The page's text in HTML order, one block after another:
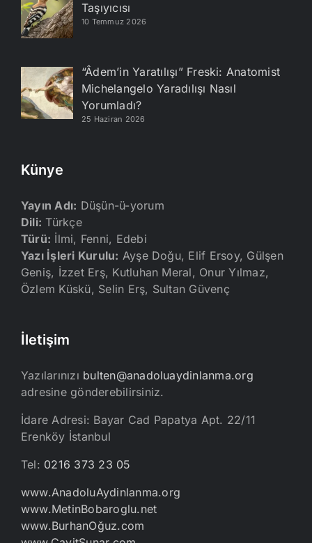
Taşıyıcısı
10 Temmuz 2026
“Âdem’in Yaratılışı” Freski: Anatomist
Michelangelo Yaradılışı Nasıl
Yorumladı?
25 Haziran 2026
Künye
Yayın Adı: Düşün-ü-yorum
Dili: Türkçe
Türü: İlmi, Fenni, Edebi
Yazı İşleri Kurulu: Ayşe Doğu, Elif Ersoy, Gülşen
Geniş, İzzet Erş, Kutluhan Meral, Onur Yılmaz,
Özlem Küskü, Selin Erş, Sultan Güvenç
İletişim
Yazılarınızı bulten@anadoluaydinlanma.org
adresine gönderebilirsiniz.
İdare Adresi: Bayar Cad Papatya Apt. 22/11
Erenköy İstanbul
Tel: 0216 373 23 05
www.AnadoluAydinlanma.org
www.MetinBobaroglu.net
www.BurhanOğuz.com